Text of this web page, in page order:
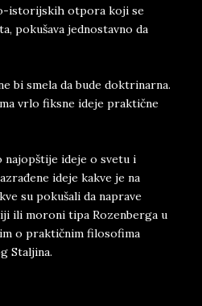
istorijskih otpora koji se
pokušava jednostavno da
bi smela da bude doktrinarna.
vrlo fiksne ideje praktične
najopštije ideje o svetu i
ideje kakve je na
su pokušali da naprave
ili moroni tipa Rozenberga u
o praktičnim filosofima
Staljina.